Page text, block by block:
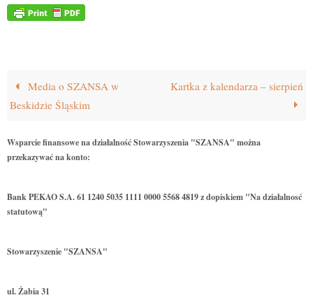
Media o SZANSA w
Beskidzie Śląskim
Kartka z kalendarza – sierpień
Wsparcie finansowe na działalność Stowarzyszenia "SZANSA" można
przekazywać na konto:
Bank PEKAO S.A. 61 1240 5035 1111 0000 5568 4819 z dopiskiem "Na działalnosć
statutową"
Stowarzyszenie "SZANSA"
ul. Żabia 31